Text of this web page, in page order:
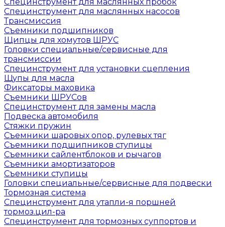
Специнструмент для маслянных насосов
Трансмиссия
Съемники подшипников
Щипцы для хомутов ШРУС
Головки специальные/сервисные для
трансмиссии
Специнструмент для установки сцепления
Щупы для масла
Фиксаторы маховика
Съемники ШРУСов
Специнструмент для замены масла
Подвеска автомобиля
Стяжки пружин
Съемники шаровых опор, рулевых тяг
Съемники подшипников ступицы
Съемники сайлентблоков и рычагов
Съемники амортизаторов
Съемники ступицы
Головки специальные/сервисные для подвески
Тормозная система
Специнструмент для утапли-я поршней
тормоз.цил-ра
Специнструмент для тормозных суппортов и